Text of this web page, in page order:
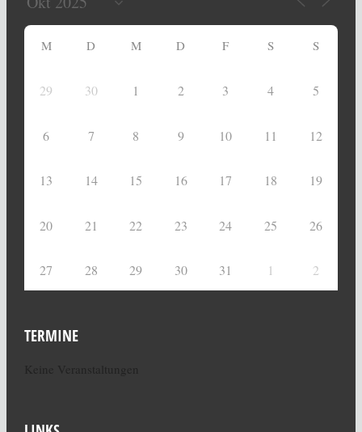
M D M D F S S
29 30 1 2 3 4 5
6 7 8 9 10 11 12
13 14 15 16 17 18 19
20 21 22 23 24 25 26
27 28 29 30 31 1 2
TERMINE